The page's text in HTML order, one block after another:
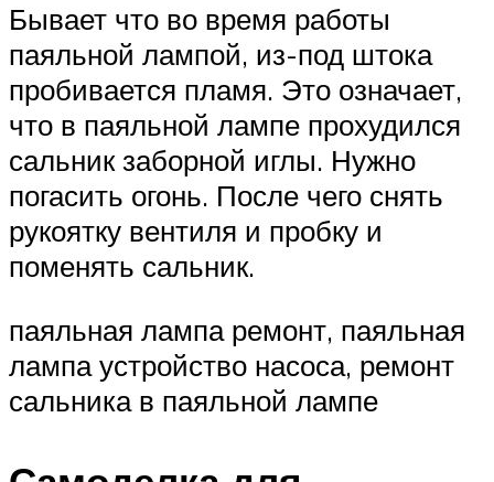
Бывает что во время работы
паяльной лампой, из-под штока
пробивается пламя. Это означает,
что в паяльной лампе прохудился
сальник заборной иглы. Нужно
погасить огонь. После чего снять
рукоятку вентиля и пробку и
поменять сальник.
паяльная лампа ремонт, паяльная
лампа устройство насоса, ремонт
сальника в паяльной лампе